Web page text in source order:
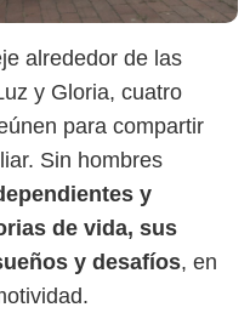
alrededor de las
y Gloria, cuatro
para compartir
Sin hombres
y
de vida, sus
y desafíos, en